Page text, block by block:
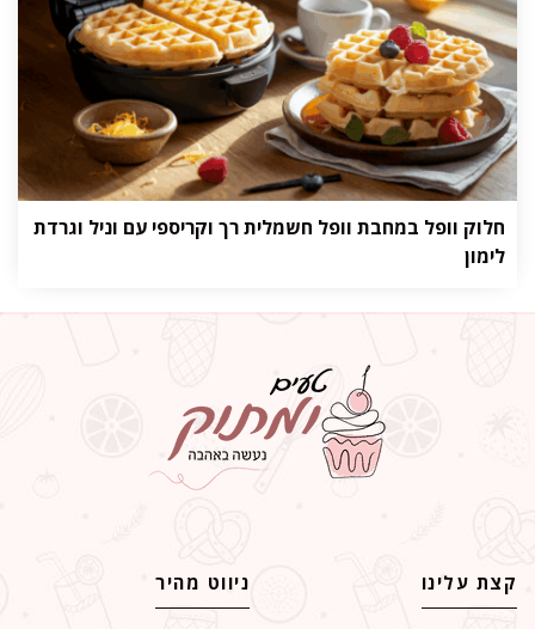
חלוק וופל במחבת וופל חשמלית רך וקריספי עם וניל וגרדת
לימון
קצת עלינו ניווט מהיר